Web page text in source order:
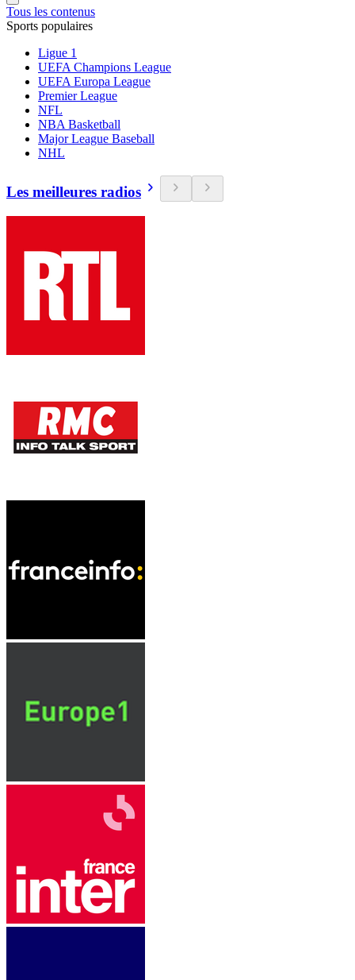
Tous les contenus
Sports populaires
Ligue 1
UEFA Champions League
UEFA Europa League
Premier League
NFL
NBA Basketball
Major League Baseball
NHL
Les meilleures radios